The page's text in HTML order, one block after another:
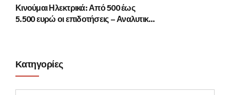
Κινούμαι Ηλεκτρικά: Από 500 έως
5.500 ευρώ οι επιδοτήσεις – Αναλυτικά
Κατηγορίες